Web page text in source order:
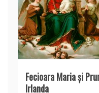
Fecioara Maria şi
Irlanda